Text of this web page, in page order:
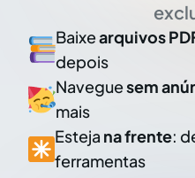
Baixearquivos
depois
Naveguesem
mais
Esteja na frente:
ferramentas